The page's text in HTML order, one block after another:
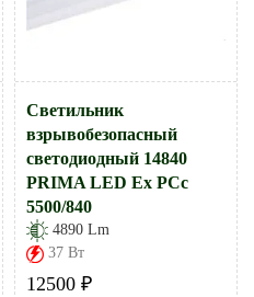
Светильник
взрывобезопасный
светодиодный 14840
PRIMA LED Ex PCc
5500/840
4890 Lm
37 Вт
12500 ₽